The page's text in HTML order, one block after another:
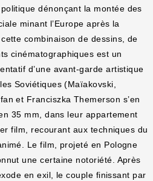
dénonçant la montée des
minant l’Europe après la
combinaison de dessins, de
cinématographiques est un
d’une avant-garde artistique
Soviétiques (Maïakovski,
et Franciszka Themerson s’en
35 mm, dans leur appartement
film, recourant aux techniques du
Le film, projeté en Pologne
une certaine notoriété. Après
en exil, le couple finissant par